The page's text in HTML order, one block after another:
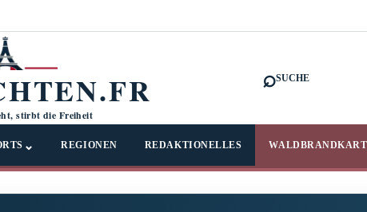
stirbt die Freiheit
⌕SUCHE
⌄ REGIONEN REDAKTIONELLES